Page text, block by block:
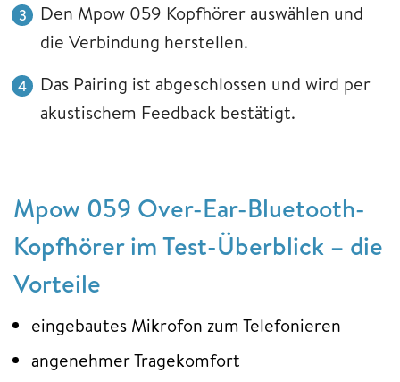
Den Mpow 059 Kopfhörer auswählen und
die Verbindung herstellen.
Das Pairing ist abgeschlossen und wird per
akustischem Feedback bestätigt.
Mpow 059 Over-Ear-Bluetooth-
Kopfhörer im Test-Überblick – die
Vorteile
eingebautes Mikrofon zum Telefonieren
angenehmer Tragekomfort